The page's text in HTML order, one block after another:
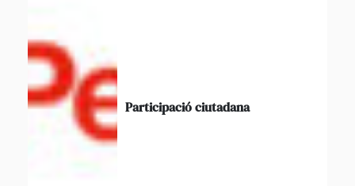
Participació ciutadana